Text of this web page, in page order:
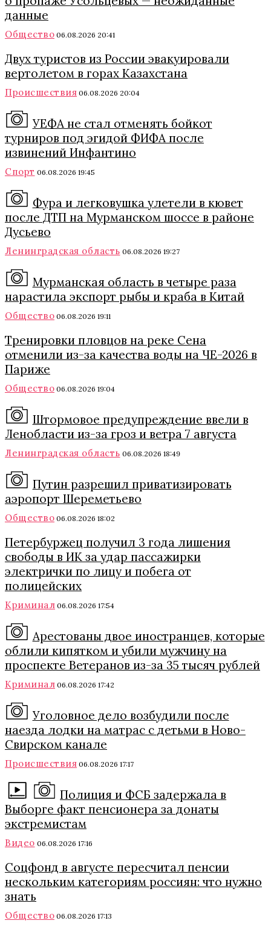
данные
Общество 06.08.2026 20:41
Двух туристов из России эвакуировали
вертолетом в горах Казахстана
Происшествия 06.08.2026 20:04
УЕФА не стал отменять бойкот
турниров под эгидой ФИФА после
извинений Инфантино
Спорт 06.08.2026 19:45
Фура и легковушка улетели в кювет
после ДТП на Мурманском шоссе в районе
Дусьево
Ленинградская область 06.08.2026 19:27
Мурманская область в четыре раза
нарастила экспорт рыбы и краба в Китай
Общество 06.08.2026 19:11
Тренировки пловцов на реке Сена
отменили из-за качества воды на ЧЕ-2026 в
Париже
Общество 06.08.2026 19:04
Штормовое предупреждение ввели в
Ленобласти из-за гроз и ветра 7 августа
Ленинградская область 06.08.2026 18:49
Путин разрешил приватизировать
аэропорт Шереметьево
Общество 06.08.2026 18:02
Петербуржец получил 3 года лишения
свободы в ИК за удар пассажирки
электрички по лицу и побега от
полицейских
Криминал 06.08.2026 17:54
Арестованы двое иностранцев, которые
облили кипятком и убили мужчину на
проспекте Ветеранов из-за 35 тысяч рублей
Криминал 06.08.2026 17:42
Уголовное дело возбудили после
наезда лодки на матрас с детьми в Ново-
Свирском канале
Происшествия 06.08.2026 17:17
Полиция и ФСБ задержала в
Выборге факт пенсионера за донаты
экстремистам
Видео 06.08.2026 17:16
Соцфонд в августе пересчитал пенсии
нескольким категориям россиян: что нужно
знать
Общество 06.08.2026 17:13